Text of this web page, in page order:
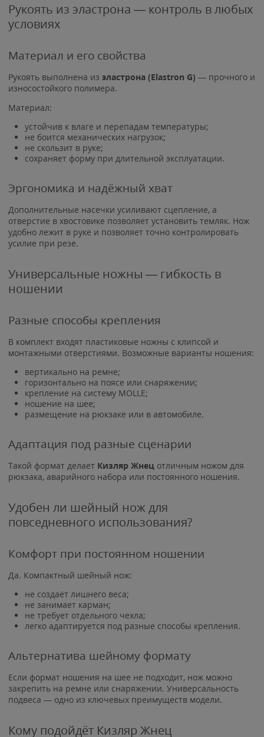
Рукоять из эластрона — контроль в любых
условиях
Материал и его свойства
Рукоять выполнена из эластрона (Elastron G) — прочного и
износостойкого полимера.
Материал:
устойчив к влаге и перепадам температуры;
не боится механических нагрузок;
не скользит в руке;
сохраняет форму при длительной эксплуатации.
Эргономика и надёжный хват
Дополнительные насечки усиливают сцепление, а
отверстие в хвостовике позволяет установить темляк. Нож
удобно лежит в руке и позволяет точно контролировать
усилие при резе.
Универсальные ножны — гибкость в
ношении
Разные способы крепления
В комплект входят пластиковые ножны с клипсой и
монтажными отверстиями. Возможные варианты ношения:
вертикально на ремне;
горизонтально на поясе или снаряжении;
крепление на систему MOLLE;
ношение на шее;
размещение на рюкзаке или в автомобиле.
Адаптация под разные сценарии
Такой формат делает Кизляр Жнец отличным ножом для
рюкзака, аварийного набора или постоянного ношения.
Удобен ли шейный нож для
повседневного использования?
Комфорт при постоянном ношении
Да. Компактный шейный нож:
не создаёт лишнего веса;
не занимает карман;
не требует отдельного чехла;
легко адаптируется под разные способы крепления.
Альтернатива шейному формату
Если формат ношения на шее не подходит, нож можно
закрепить на ремне или снаряжении. Универсальность
подвеса — одно из ключевых преимуществ модели.
Кому подойдёт Кизляр Жнец